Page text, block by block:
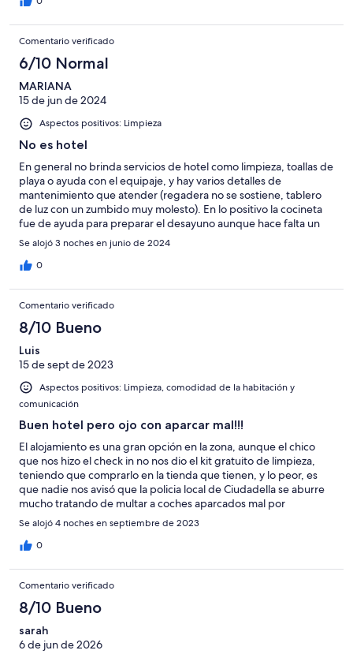
Comentario verificado
6/10 Normal
MARIANA
15 de jun de 2024
Aspectos positivos: Limpieza
No es hotel
En general no brinda servicios de hotel como limpieza, toallas de
playa o ayuda con el equipaje, y hay varios detalles de
mantenimiento que atender (regadera no se sostiene, tablero
de luz con un zumbido muy molesto). En lo positivo la cocineta
fue de ayuda para preparar el desayuno aunque hace falta un
escurridor de trastes y la ubicación del inmueble también esta
buena. En general funciona pero mas como Airbnb que como
hotel
Se alojó 3 noches en junio de 2024
0
Comentario verificado
8/10 Bueno
Luis
15 de sept de 2023
Aspectos positivos: Limpieza, comodidad de la habitación y
comunicación
Buen hotel pero ojo con aparcar mal!!!
El alojamiento es una gran opción en la zona, aunque el chico
que nos hizo el check in no nos dio el kit gratuito de limpieza,
teniendo que comprarlo en la tienda que tienen, y lo peor, es
que nadie nos avisó que la policia local de Ciudadella se aburre
mucho tratando de multar a coches aparcados mal por
milimetros. Seria bueno saber este nivel de exigencia en la
policia.
Se alojó 4 noches en septiembre de 2023
0
Comentario verificado
8/10 Bueno
sarah
6 de jun de 2026